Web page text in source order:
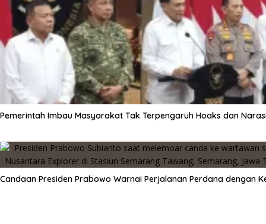
Pemerintah Imbau Masyarakat Tak Terpengaruh Hoaks dan
Candaan Presiden Prabowo Warnai Perjalanan Perdana dengan